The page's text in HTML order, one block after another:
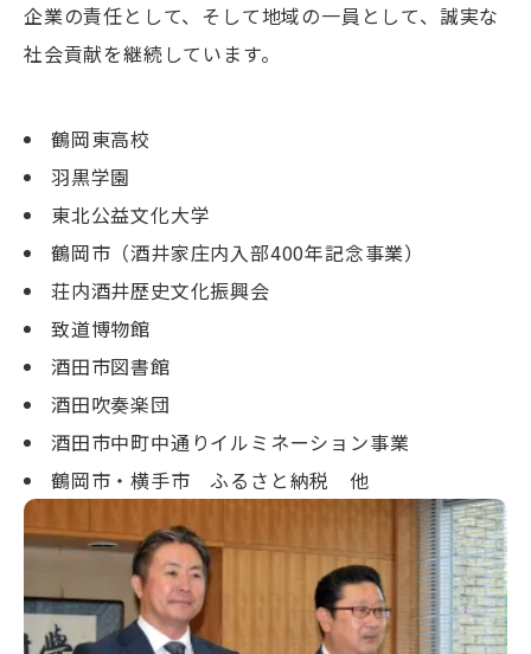
企業の責任として、そして地域の一員として、誠実な
社会貢献を継続しています。
鶴岡東高校
羽黒学園
東北公益文化大学
鶴岡市（酒井家庄内入部400年記念事業）
荘内酒井歴史文化振興会
致道博物館
酒田市図書館
酒田吹奏楽団
酒田市中町中通りイルミネーション事業
鶴岡市・横手市 ふるさと納税 他